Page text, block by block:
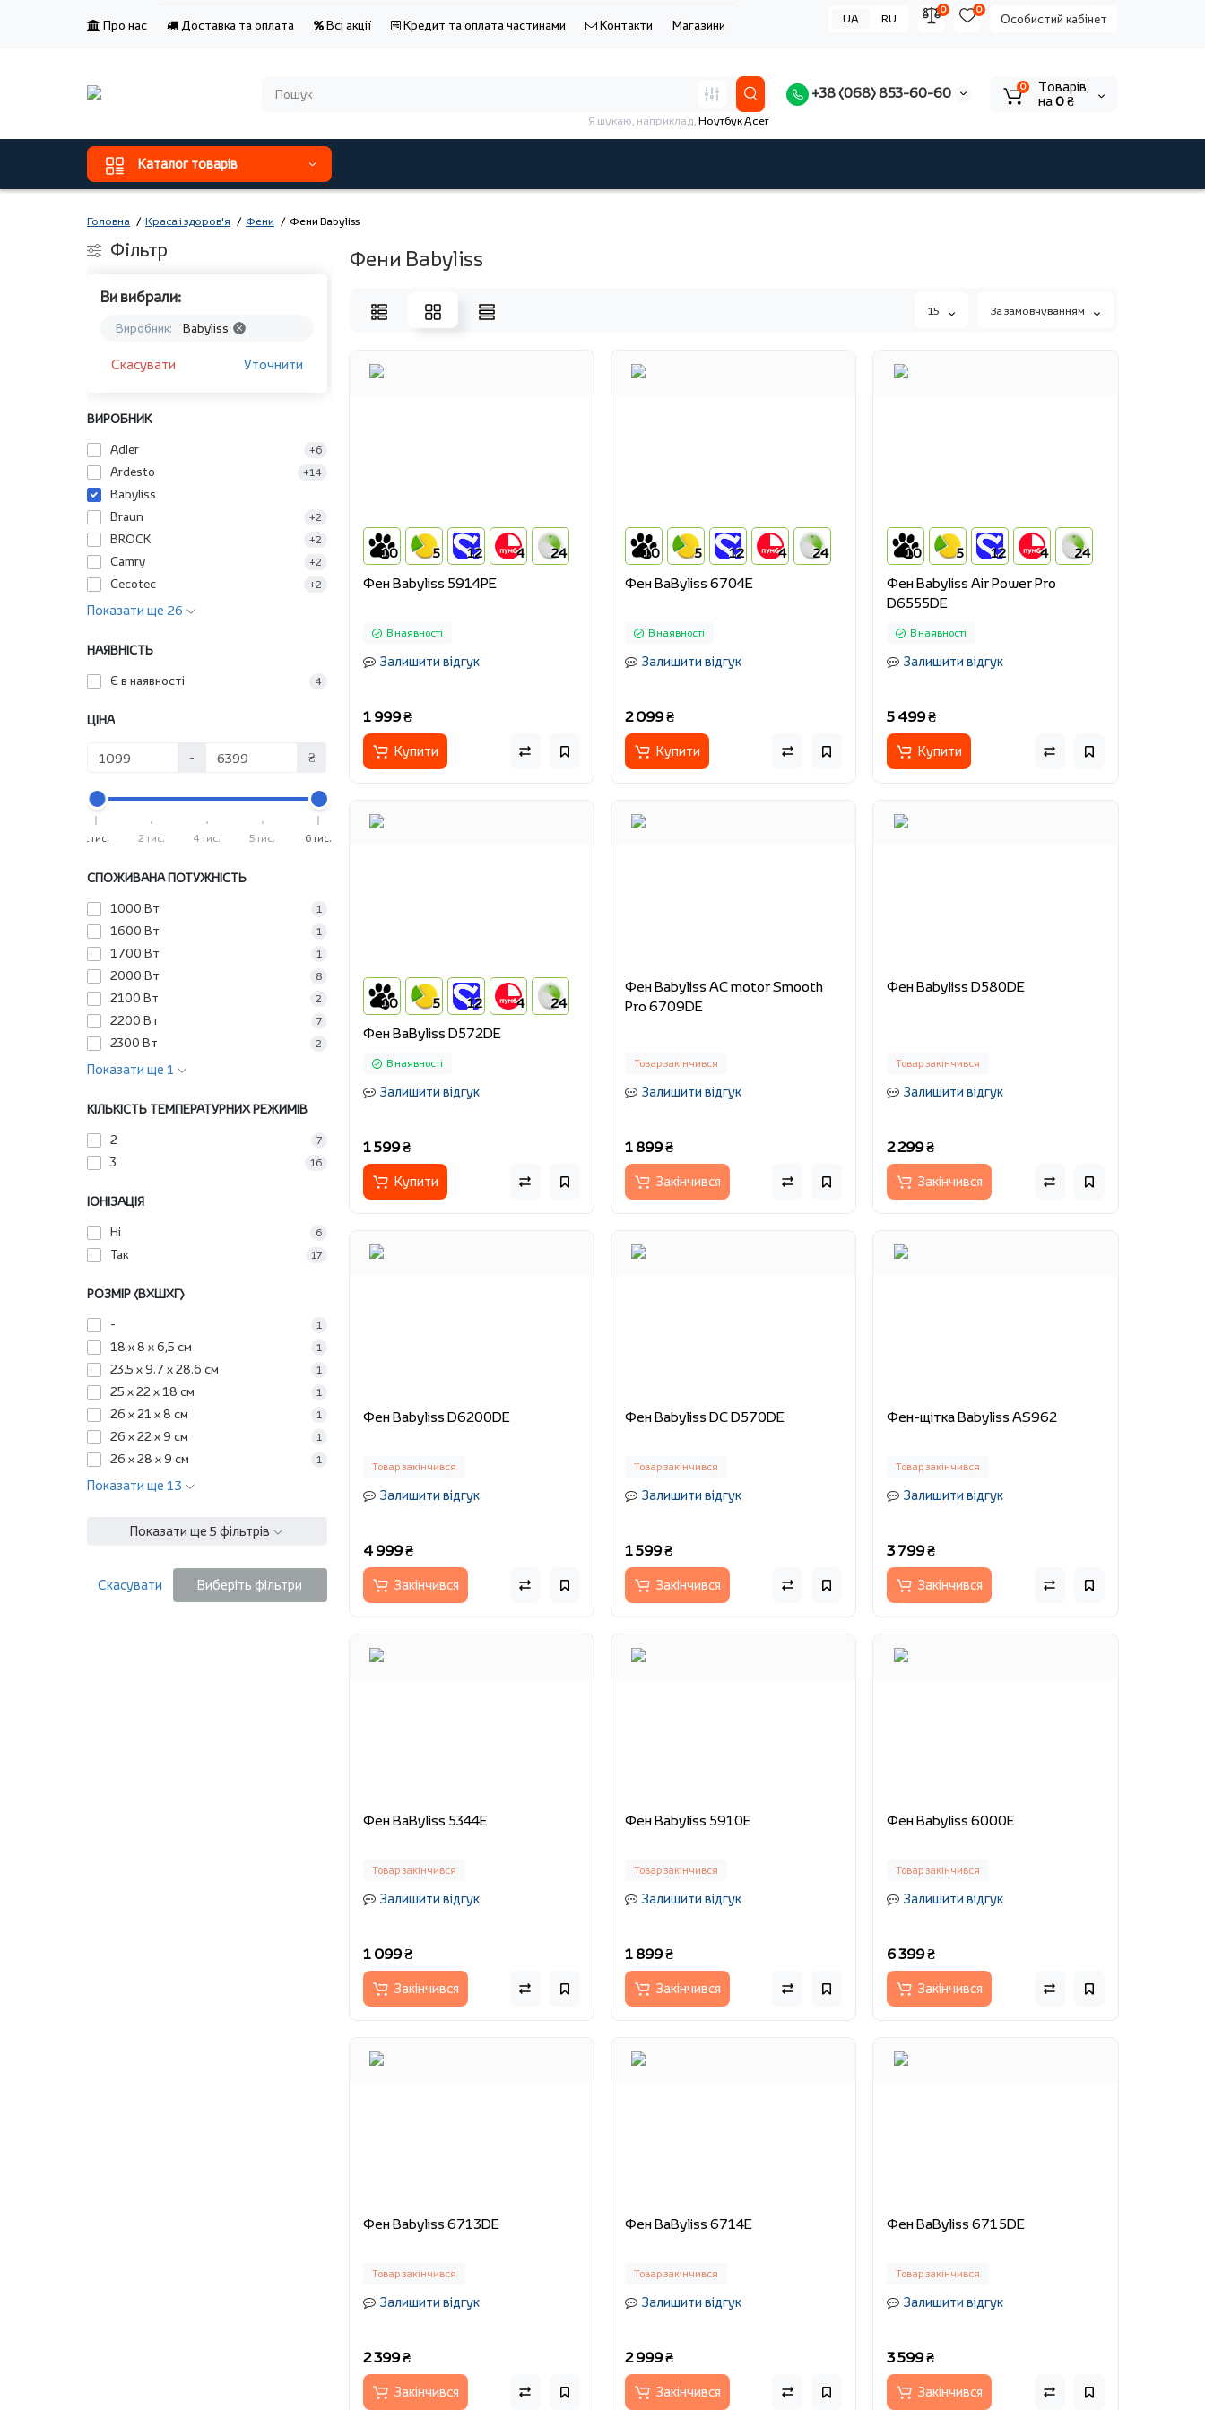
Про нас Доставка та оплата Всі акції Кредит та оплата частинами Контакти Магазини Особистий кабінет
0
0
UA RU
+38 (068) 853-60-60
Я шукаю, наприклад,Ноутбук Acer
0
Tоварів,
на0 ₴
Каталог товарів
Головна Краса і здоров'я Фени Фени Babyliss
Фільтр
Ви вибрали:
Виробник: Babyliss
Скасувати Уточнити
ВИРОБНИК
Adler
+6
Ardesto +14
Babyliss
Braun
+2
BROCK +2
Camry +2
Cecotec +2
Показати ще 26
НАЯВНІСТЬ
Є в наявності
4
ЦІНА
- ₴
1 тис. 2 тис. 4 тис. 5 тис. 6 тис.
СПОЖИВАНА ПОТУЖНІСТЬ
1000 Вт
1
1600 Вт 1
1700 Вт 1
2000 Вт 8
2100 Вт 2
2200 Вт 7
2300 Вт 2
Показати ще 1
КІЛЬКІСТЬ ТЕМПЕРАТУРНИХ РЕЖИМІВ
2
7
3 16
ІОНІЗАЦІЯ
Ні
6
Так 17
РОЗМІР (ВХШХГ)
-
1
18 х 8 х 6,5 см 1
23.5 x 9.7 x 28.6 см 1
25 x 22 x 18 см 1
26 x 21 x 8 см 1
26 x 22 x 9 см 1
26 x 28 x 9 см 1
Показати ще 13
Показати ще 5 фільтрів
Скасувати Виберіть фільтри
Фени Babyliss
15 За замовчуванням
10 5 12 4 24
Фен Babyliss 5914PE
В наявності
Залишити відгук
1 999 ₴
Купити
10 5 12 4 24
Фен BaByliss 6704E
В наявності
Залишити відгук
2 099 ₴
Купити
10 5 12 4 24
Фен Babyliss Air Power Pro
D6555DE
В наявності
Залишити відгук
5 499 ₴
Купити
10 5 12 4 24
Фен BaByliss D572DE
В наявності
Залишити відгук
1 599 ₴
Купити
Фен Babyliss AC motor Smooth
Pro 6709DE
Товар закінчився
Залишити відгук
1 899 ₴
Закінчився
Фен Babyliss D580DE
Товар закінчився
Залишити відгук
2 299 ₴
Закінчився
Фен Babyliss D6200DE
Товар закінчився
Залишити відгук
4 999 ₴
Закінчився
Фен Babyliss DC D570DE
Товар закінчився
Залишити відгук
1 599 ₴
Закінчився
Фен-щітка Babyliss AS962
Товар закінчився
Залишити відгук
3 799 ₴
Закінчився
Фен BaByliss 5344E
Товар закінчився
Залишити відгук
1 099 ₴
Закінчився
Фен Babyliss 5910E
Товар закінчився
Залишити відгук
1 899 ₴
Закінчився
Фен Babyliss 6000E
Товар закінчився
Залишити відгук
6 399 ₴
Закінчився
Фен Babyliss 6713DE
Товар закінчився
Залишити відгук
2 399 ₴
Закінчився
Фен BaByliss 6714E
Товар закінчився
Залишити відгук
2 999 ₴
Закінчився
Фен BaByliss 6715DE
Товар закінчився
Залишити відгук
3 599 ₴
Закінчився